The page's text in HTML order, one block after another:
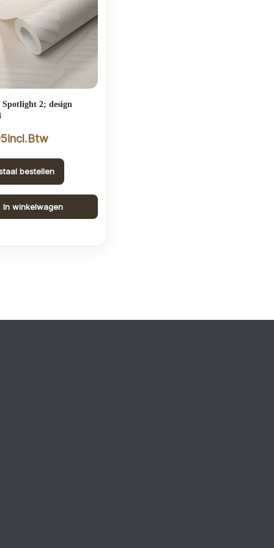
Spotlight 2; design
incl.Btw
bestellen
In winkelwagen